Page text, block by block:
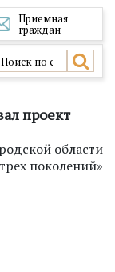
Приемная
граждан
проект
области
поколений»